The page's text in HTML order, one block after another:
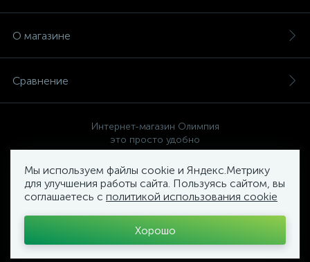
Мы используем файлы cookie и Яндекс.Метрику
для улучшения работы сайта. Пользуясь сайтом, вы
соглашаетесь с политикой использования cookie
Хорошо
О магазине
Сравнение
Интернет-магазин Олимпия
это просто удобно
Политика компании в отношении обработки персональных
данных
Торговый Комплекс